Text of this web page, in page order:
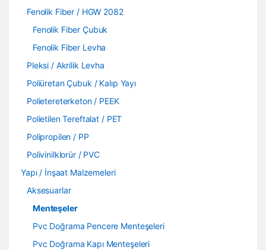
Fenolik Fiber / HGW 2082
Fenolik Fiber Çubuk
Fenolik Fiber Levha
Pleksi / Akrilik Levha
Poliüretan Çubuk / Kalıp Yayı
Polietereterketon / PEEK
Polietilen Tereftalat / PET
Polipropilen / PP
Polivinilklorür / PVC
Yapı / İnşaat Malzemeleri
Aksesuarlar
Menteşeler
Pvc Doğrama Pencere Menteşeleri
Pvc Doğrama Kapı Menteşeleri